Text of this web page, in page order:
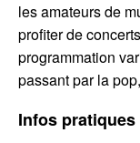
les amateurs de
profiter de
programmation
passant par la
Infos pratiques